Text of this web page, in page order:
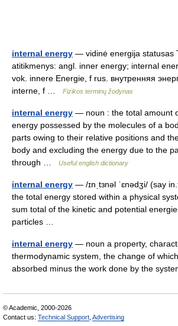
internal energy — vidinė energija statusas
atitikmenys: angl. inner energy; internal
vok. innere Energie, f rus. внутренняя
interne, f …
Fizikos terminų žodynas
internal energy — noun : the total amount
energy possessed by the molecules of a
parts owing to their relative positions and
body and excluding the energy due to the
through …
Useful english dictionary
internal energy — /ɪnˌtɜnəl ˈɛnədʒi/ (say
the total energy stored within a physical
sum total of the kinetic and potential
particles …
internal energy — noun a property,
thermodynamic system, the change of
absorbed minus the work done by the
© Academic, 2000-2026
Contact us: Technical Support Advertising